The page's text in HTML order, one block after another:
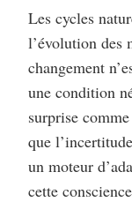
Les cycles
l’évolution des
changement
une condition
surprise
que
un moteur
cette